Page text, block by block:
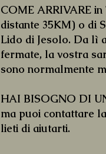
COME ARRIVARE
distante 35KM) o di
Lido di Jesolo. Da lì
fermate, la vostra
sono normalmente
HAI BISOGNO DI
ma puoi contattare
lieti di aiutarti.